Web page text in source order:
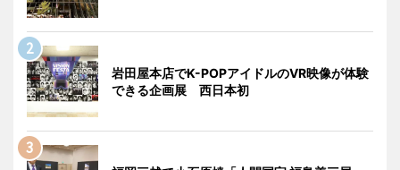
岩田屋本店でK-POPアイドルのVR映像が体験
できる企画展 西日本初